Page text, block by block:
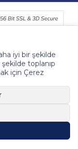
Medya™
iyi bir şekilde
toplanıp
için Çerez